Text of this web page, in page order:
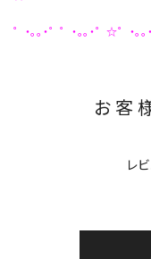
゜・。。・゜゜・。。・゜☆゜・。
お客
レ